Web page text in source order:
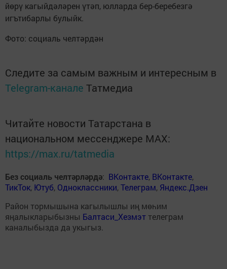
йөрү кагыйдәләрен үтәп, юлларда бер-беребезгә
игътибарлы булыйк.
Фото: социаль челтәрдән
Следите за самым важным и интересным в
Telegram-канале Татмедиа
Читайте новости Татарстана в
национальном мессенджере MАХ:
https://max.ru/tatmedia
Без социаль челтәрләрдә: ВКонтакте, ВКонтакте,
ТикТок, Ютуб, Одноклассники,Телеграм, Яндекс.Дзен
Район тормышына кагылышлы иң мөһим
яңалыкларыбызны Балтаси_Хезмэт телеграм
каналыбызда да укыгыз.